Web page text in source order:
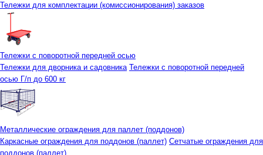
Тележки для комплектации (комиссионирования) заказов
Тележки с поворотной передней осью
Тележки для дворника и садовника Тележки с поворотной передней
осью Г/п до 600 кг
Металлические ограждения для паллет (поддонов)
Каркасные ограждения для поддонов (паллет) Сетчатые ограждения для
поддонов (паллет)